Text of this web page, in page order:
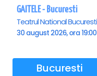
GAITELE - Bucuresti
30 august 2026, ora 19:00
Bucuresti